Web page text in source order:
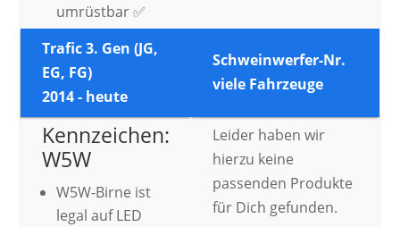
umrüstbar ✅
Trafic 3. Gen (JG,
EG, FG)
2014 - heute
Schweinwerfer-Nr.
viele Fahrzeuge
Kennzeichen:
W5W
W5W-Birne ist
legal auf LED
Leider haben wir
hierzu keine
passenden Produkte
für Dich gefunden.